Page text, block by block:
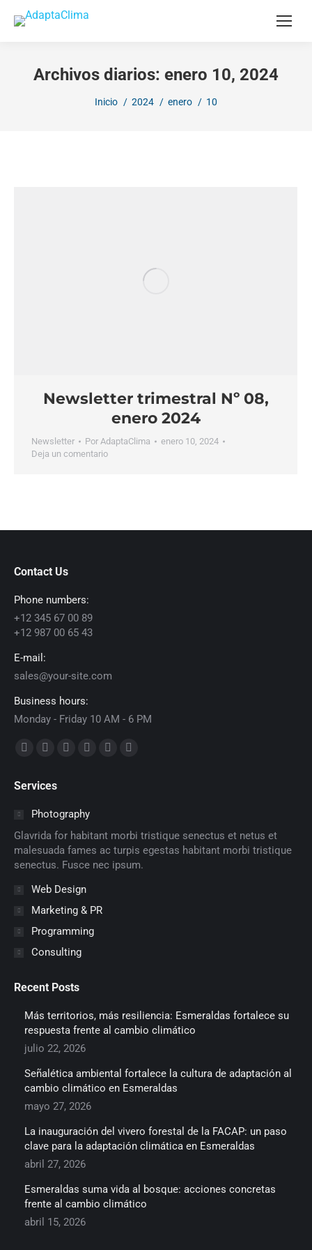
Archivos diarios: enero 10, 2024
Estás aquí:
Inicio 2024 enero 10
Newsletter trimestral Nº 08,
enero 2024
Newsletter Por AdaptaClima
enero 10, 2024
Deja un comentario
Contact Us
Phone numbers:
+12 345 67 00 89
+12 987 00 65 43
E-mail:
sales@your-site.com
Business hours:
Monday - Friday 10 AM - 6 PM
Encuéntranos en:
opens
new
window
opens
in
new
window
in
new
window
in
new
windowwindow
new
window
Services
Photography
Glavrida for habitant morbi tristique senectus et netus et
malesuada fames ac turpis egestas habitant morbi tristique
senectus. Fusce nec ipsum.
Web Design
Marketing & PR
Programming
Consulting
Recent Posts
Más territorios, más resiliencia: Esmeraldas fortalece su
respuesta frente al cambio climático
julio 22, 2026
Señalética ambiental fortalece la cultura de adaptación al
cambio climático en Esmeraldas
mayo 27, 2026
La inauguración del vivero forestal de la FACAP: un paso
clave para la adaptación climática en Esmeraldas
abril 27, 2026
Esmeraldas suma vida al bosque: acciones concretas
frente al cambio climático
abril 15, 2026